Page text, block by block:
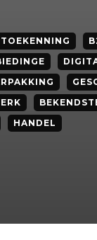
TOEKENNING
HANDEL